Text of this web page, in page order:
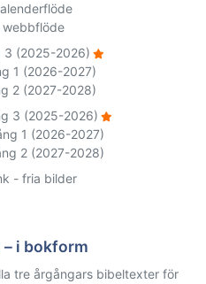
webbflöde
3 (2025-2026)
1 (2026-2027)
2 (2027-2028)
3 (2025-2026)
1 (2026-2027)
2 (2027-2028)
- fria bilder
i bokform
tre årgångars bibeltexter för